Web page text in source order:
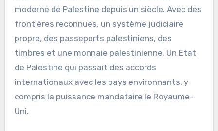
moderne de Palestine depuis un siècle. Avec des
frontières reconnues, un système judiciaire
propre, des passeports palestiniens, des
timbres et une monnaie palestinienne. Un Etat
de Palestine qui passait des accords
internationaux avec les pays environnants, y
compris la puissance mandataire le Royaume-
Uni.